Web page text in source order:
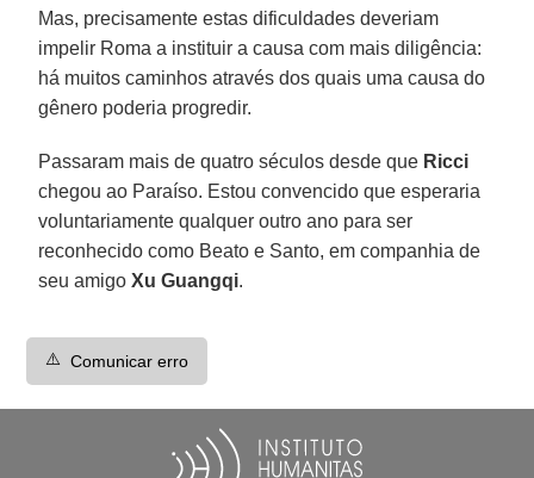
Mas, precisamente estas dificuldades deveriam
impelir Roma a instituir a causa com mais diligência:
há muitos caminhos através dos quais uma causa do
gênero poderia progredir.
Passaram mais de quatro séculos desde que Ricci
chegou ao Paraíso. Estou convencido que esperaria
voluntariamente qualquer outro ano para ser
reconhecido como Beato e Santo, em companhia de
seu amigoXu Guangqi.
⚠️ Comunicar erro